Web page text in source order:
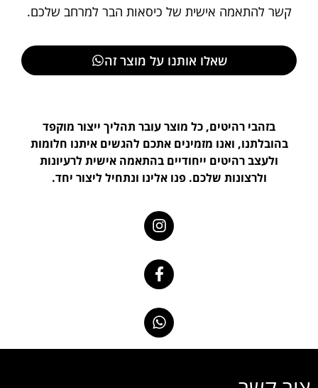
קשר להתאמה אישית של כיסאות הבר למרחב שלכם.
שאלו אותנו על מוצר זה
בזהבי רהיטים, כל מוצר עובר תהליך ייצור מוקפד
בהובלתנו, ואנו מזמינים אתכם להגשים איתנו חלומות
ולעצב רהיטים ייחודיים בהתאמה אישית לרעיונות
ולרצונות שלכם. פנו אלינו ונתחיל ליצור יחד.